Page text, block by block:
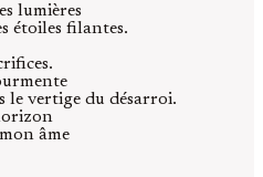
lumières
étoiles filantes.
le vertige du désarroi.
âme